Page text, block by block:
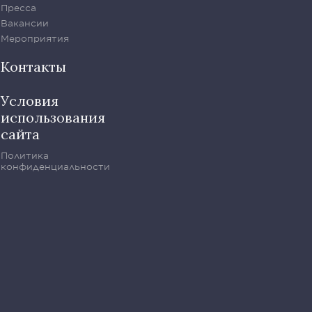
Пресса
Вакансии
Мероприятия
Контакты
Условия
использования
сайта
Политика
конфиденциальности